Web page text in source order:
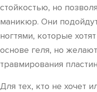
стойкостью, но
маникюр. Они
ногтями, которые
основе геля, но
травмирования
Для тех, кто не хочет